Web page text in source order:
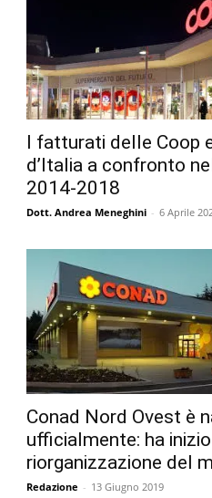
I fatturati delle Coop
d’Italia a confronto
2014-2018
Dott. Andrea Meneghini - 6 Aprile
Conad Nord Ovest è
ufficialmente: ha
riorganizzazione del
Redazione - 13 Giugno 2019